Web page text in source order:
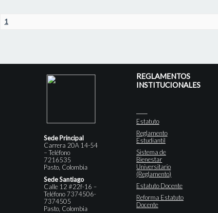
1
Sede Principal
Carrera 20A 14-54
– Teléfono
7216535
Pasto, Colombia
Sede Santiago
Calle 12 #22f-16 –
Teléfono 7374506-
7374505
Pasto, Colombia
REGLAMENTOS
INSTITUCIONALES
Estatuto
Reglamento
Estudiantil
Sistema de
Bienestar
Universitario
(Reglamento)
Estatuto Docente
Reforma Estatuto
Docente